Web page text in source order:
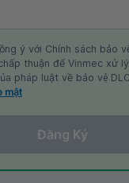
ý với Chính sách bảo
thuận để Vinmec xử
pháp luật về bảo vệ
mật
Đăng Ký